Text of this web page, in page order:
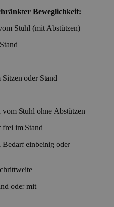
Beweglichkeit:
Stuhl (mit Abstützen)
oder Stand
vom Stuhl ohne Abstützen
frei im Stand
Bedarf einbeinig oder
oder mit